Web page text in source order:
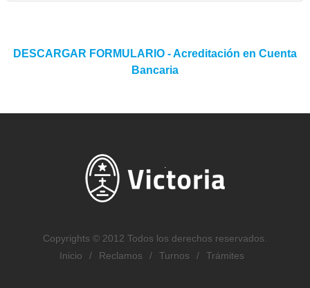
DESCARGAR FORMULARIO - Acreditación en Cuenta
Bancaria
Copyrights © 2012 Todos los derechos reservados.
Inicio
/ Reclamos / Turnos / Trámites